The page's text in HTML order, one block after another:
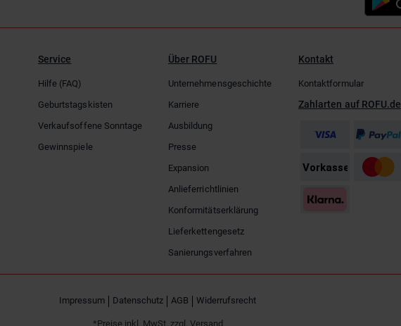
Service
Hilfe (FAQ)
Geburtstagskisten
Verkaufsoffene Sonntage
Gewinnspiele
Über ROFU
Unternehmensgeschichte
Karriere
Ausbildung
Presse
Expansion
Anlieferrichtlinien
Konformitätserklärung
Lieferkettengesetz
Sanierungsverfahren
Kontakt
Kontaktformular
Zahlarten auf ROFU.de
Impressum Datenschutz AGB Widerrufsrecht
*Preise inkl. MwSt. zzgl. Versand